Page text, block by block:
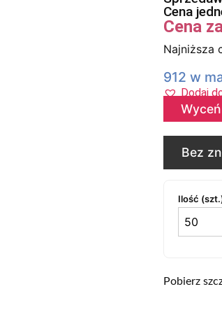
Cena
Cena
Najniższa
912 w
Dodaj
Bez
Ilość
Pobierz